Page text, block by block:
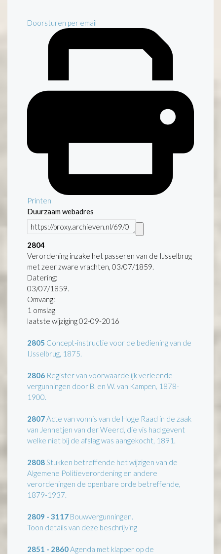
Doorsturen per email
Printen
Duurzaam webadres
2804
Verordening inzake het passeren van de IJsselbrug
met zeer zware vrachten, 03/07/1859.
Datering:
03/07/1859.
Omvang:
1 omslag
laatste wijziging 02-09-2016
2805 Concept-instructie voor de bediening van de
IJsselbrug, 1875.
2806 Register van voorwaardelijk verleende
vergunningen door B. en W. van Kampen, 1878-
1900.
2807Acte van vonnis van de Hoge Raad in de zaak
van Jennetjen van der Weerd, die vis had gevent
welke niet bij de afslag was aangekocht, 1891.
2808Stukken betreffende het wijzigen van de
Algemene Politieverordening en andere
verordeningen de openbare orde betreffende,
1879-1937.
2809 - 3117 Bouwvergunningen.
Toon details van deze beschrijving
2851 - 2860Agenda met klapper op de